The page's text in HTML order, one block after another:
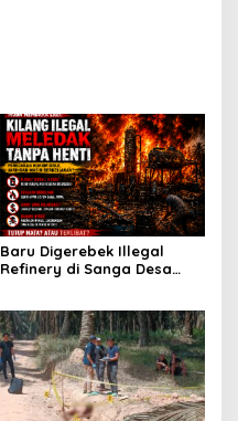
Baru Digerebek Illegal
Refinery di Sanga Desa